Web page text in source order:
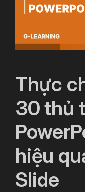
Thực
30 thủ
hiệu
Slide